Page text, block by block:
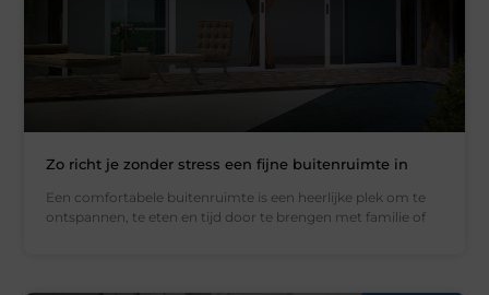
Zo richt je zonder stress een fijne buitenruimte in
Een comfortabele buitenruimte is een heerlijke plek om te
ontspannen, te eten en tijd door te brengen met familie of